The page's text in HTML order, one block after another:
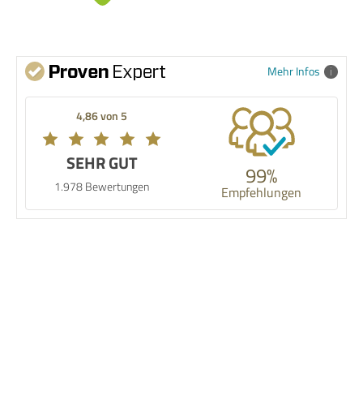
Mehr Infos
4,86 von 5
SEHR GUT
1.978 Bewertungen 99%
Empfehlungen